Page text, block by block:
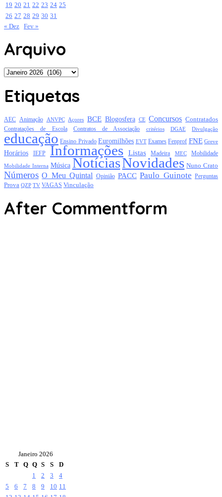
19 20 21 22 23 24 25
26 27 28 29 30 31
« Dez Fev »
Arquivo
Arquivo
Etiquetas
AEC Animação ANVPC Açores BCE Blogosfera CE Concursos Contratados
Contratações de Escola Contratos de Associação critérios DGAE Divulgação
educação Ensino Privado Euromilhões EVT Exames Fenprof FNE Greve
Horários IEFP Informações Listas Madeira MEC Mobilidade
Mobilidade Interna Música NotíciasNovidades Nuno Crato
Números O Meu Quintal Opinião PACC Paulo Guinote Perguntas
Prova QZP TV VAGAS Vinculação
After Commentform
Janeiro 2026
S
T Q Q S S
D
1
2 3
4
5
6 7 8 9 10 11